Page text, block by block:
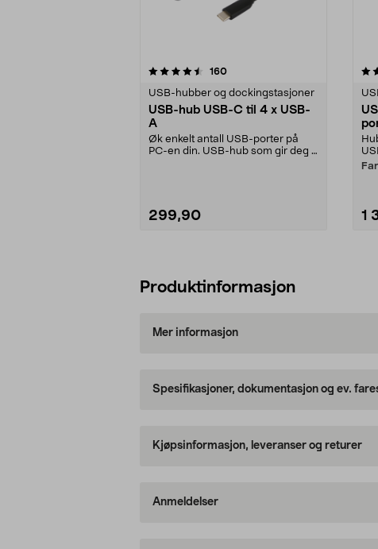
160anmeldelser
USB-hubber og dockingstasjoner
USB-hub USB-C til 4 x USB-
A
Øk enkelt antall USB-porter på
PC-en din. USB-hub som gir deg 4
299,90
4.5av 5 stjerner
1
Produktinformasjon
Mer informasjon
Spesifikasjoner, dokumentasjon og ev.
Kjøpsinformasjon, leveranser og returer
Anmeldelser